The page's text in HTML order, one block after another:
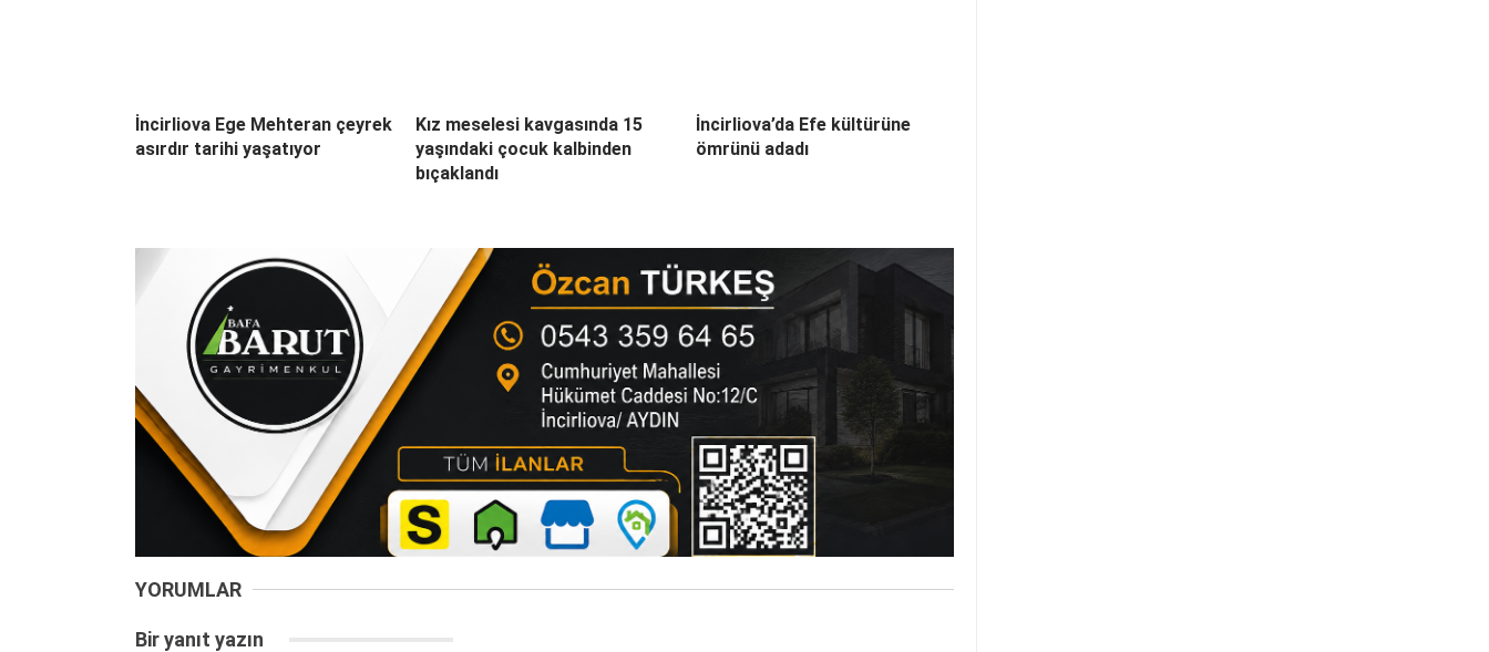
İncirliova Ege Mehteran çeyrek
asırdır tarihi yaşatıyor
Kız meselesi kavgasında 15
yaşındaki çocuk kalbinden
bıçaklandı
İncirliova’da Efe kültürüne
ömrünü adadı
YORUMLAR
Bir yanıt yazın